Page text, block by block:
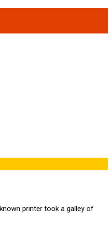
printer took a galley of